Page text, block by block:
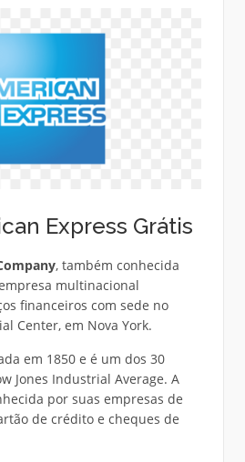
Express Grátis
, também conhecida
multinacional
financeiros com sede no
Center, em Nova York.
em 1850 e é um dos 30
Jones Industrial Average. A
por suas empresas de
de crédito e cheques de